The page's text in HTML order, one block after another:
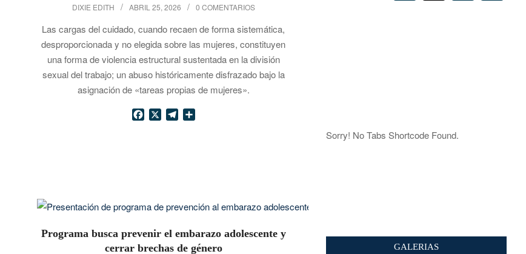
DIXIE EDITH ABRIL 25, 2026 0 COMENTARIOS
Las cargas del cuidado, cuando recaen de forma sistemática,
desproporcionada y no elegida sobre las mujeres, constituyen
una forma de violencia estructural sustentada en la división
sexual del trabajo; un abuso históricamente disfrazado bajo la
asignación de «tareas propias de mujeres».
Facebook
X TelegramCompartir
Programa busca prevenir el embarazo adolescente y
cerrar brechas de género
Sorry! No Tabs Shortcode Found.
GALERIAS